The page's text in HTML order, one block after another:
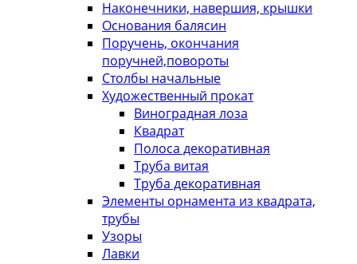
Наконечники, навершия, крышки
Основания балясин
Поручень, окончания
поручней,повороты
Столбы начальные
Художественный прокат
Виноградная лоза
Квадрат
Полоса декоративная
Труба витая
Труба декоративная
Элементы орнамента из квадрата,
трубы
Узоры
Лавки